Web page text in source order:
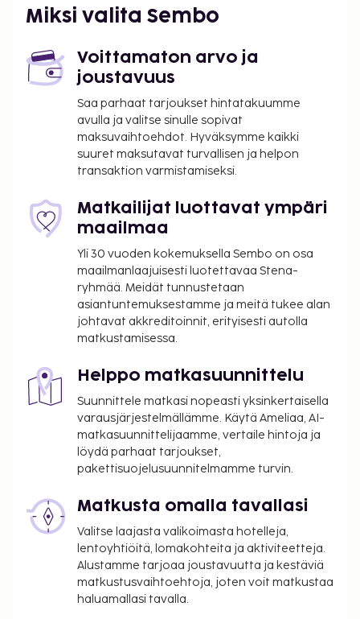
Miksi valita Sembo
Voittamaton arvo ja
joustavuus
Saa parhaat tarjoukset hintatakuumme
avulla ja valitse sinulle sopivat
maksuvaihtoehdot. Hyväksymme kaikki
suuret maksutavat turvallisen ja helpon
transaktion varmistamiseksi.
Matkailijat luottavat ympäri
maailmaa
Yli 30 vuoden kokemuksella Sembo on osa
maailmanlaajuisesti luotettavaa Stena-
ryhmää. Meidät tunnustetaan
asiantuntemuksestamme ja meitä tukee alan
johtavat akkreditoinnit, erityisesti autolla
matkustamisessa.
Helppo matkasuunnittelu
Suunnittele matkasi nopeasti yksinkertaisella
varausjärjestelmällämme. Käytä Ameliaa, AI-
matkasuunnittelijaamme, vertaile hintoja ja
löydä parhaat tarjoukset,
pakettisuojelusuunnitelmamme turvin.
Matkusta omalla tavallasi
Valitse laajasta valikoimasta hotelleja,
lentoyhtiöitä, lomakohteita ja aktiviteetteja.
Alustamme tarjoaa joustavuutta ja kestäviä
matkustusvaihtoehtoja, joten voit matkustaa
haluamallasi tavalla.